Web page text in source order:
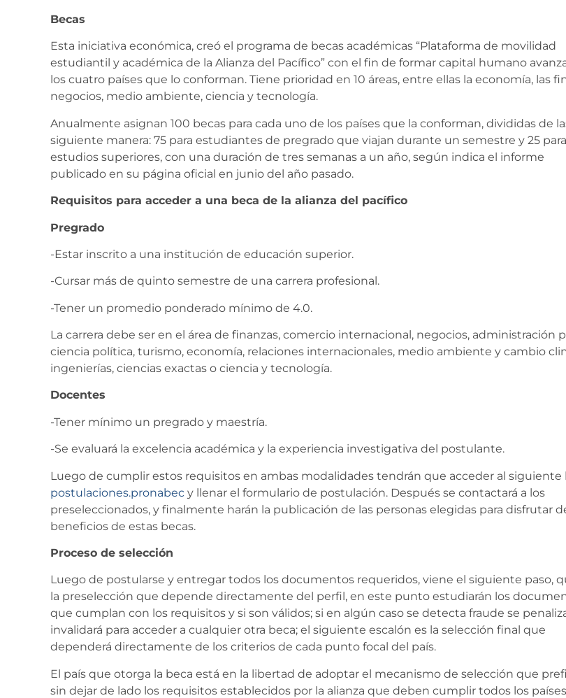
Becas
Esta iniciativa económica, creó el programa de becas académicas “Plataforma de movilidad
estudiantil y académica de la Alianza del Pacífico” con el fin de formar capital humano
los cuatro países que lo conforman. Tiene prioridad en 10 áreas, entre ellas la economía, las
negocios, medio ambiente, ciencia y tecnología.
Anualmente asignan 100 becas para cada uno de los países que la conforman, divididas de
siguiente manera: 75 para estudiantes de pregrado que viajan durante un semestre y 25
estudios superiores, con una duración de tres semanas a un año, según indica el informe
publicado en su página oficial en junio del año pasado.
Requisitos para acceder a una beca de la alianza del pacífico
Pregrado
-Estar inscrito a una institución de educación superior.
-Cursar más de quinto semestre de una carrera profesional.
-Tener un promedio ponderado mínimo de 4.0.
La carrera debe ser en el área de finanzas, comercio internacional, negocios, administración
ciencia política, turismo, economía, relaciones internacionales, medio ambiente y cambio
ingenierías, ciencias exactas o ciencia y tecnología.
Docentes
-Tener mínimo un pregrado y maestría.
-Se evaluará la excelencia académica y la experiencia investigativa del postulante.
Luego de cumplir estos requisitos en ambas modalidades tendrán que acceder al siguiente
postulaciones.pronabec y llenar el formulario de postulación. Después se contactará a los
preseleccionados, y finalmente harán la publicación de las personas elegidas para disfrutar
beneficios de estas becas.
Proceso de selección
Luego de postularse y entregar todos los documentos requeridos, viene el siguiente paso,
la preselección que depende directamente del perfil, en este punto estudiarán los
que cumplan con los requisitos y si son válidos; si en algún caso se detecta fraude se
invalidará para acceder a cualquier otra beca; el siguiente escalón es la selección final que
dependerá directamente de los criterios de cada punto focal del país.
El país que otorga la beca está en la libertad de adoptar el mecanismo de selección que
sin dejar de lado los requisitos establecidos por la alianza que deben cumplir todos los